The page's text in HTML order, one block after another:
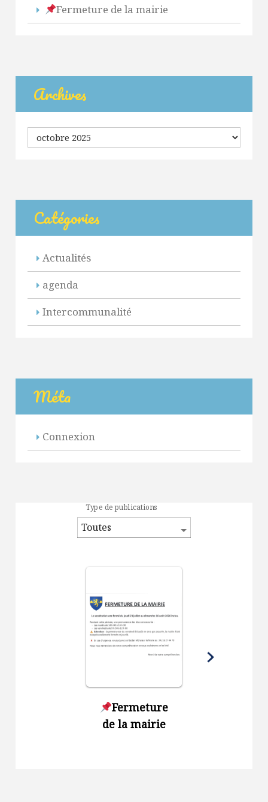
Fermeture de la mairie
Archives
Archives
Catégories
Actualités
agenda
Intercommunalité
Méta
Connexion
Type de publications
Fermeture
de la mairie